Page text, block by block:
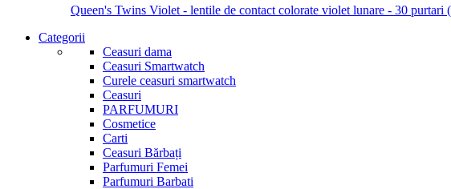
Queen's Twins Violet - lentile de contact colorate violet lunare - 30 purtari
Categorii
Ceasuri dama
Ceasuri Smartwatch
Curele ceasuri smartwatch
Ceasuri
PARFUMURI
Cosmetice
Carti
Ceasuri Bărbați
Parfumuri Femei
Parfumuri Barbati